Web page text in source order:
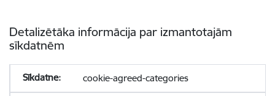
Detalizētāka informācija par izmantotajām
sīkdatnēm
cookie-agreed-categories